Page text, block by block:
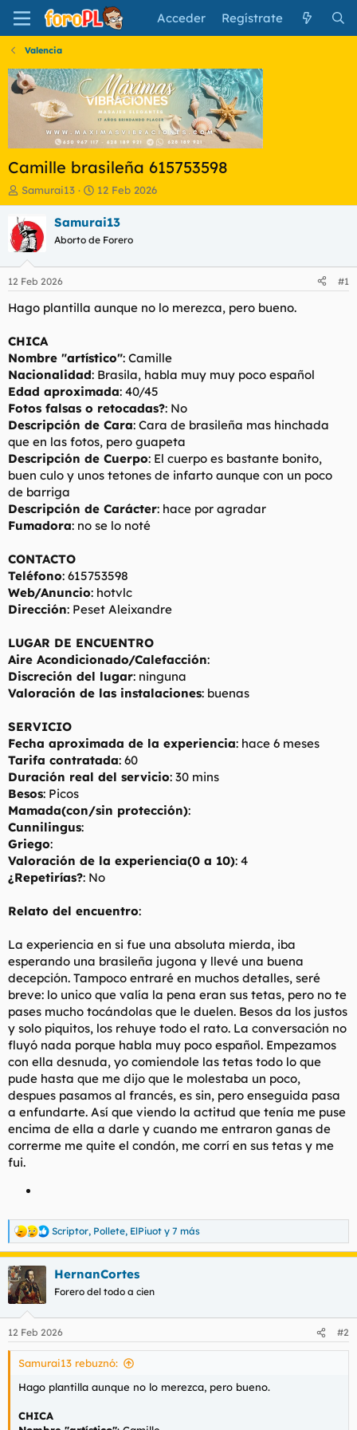
Acceder Regístrate
Valencia
Camille brasileña 615753598
I
n
i
c
i
a
d
o
r
d
l
t
e
m
a
Samurai13
F
e
c
a
i
n
o
12 Feb 2026
Samurai13
Aborto de Forero
12 Feb 2026 #1
Hago plantilla aunque no lo merezca, pero bueno.
CHICA
Nombre "artístico": Camille
Nacionalidad: Brasila, habla muy muy poco español
Edad aproximada: 40/45
Fotos falsas o retocadas?: No
Descripción de Cara: Cara de brasileña mas hinchada
que en las fotos, pero guapeta
Descripción de Cuerpo: El cuerpo es bastante bonito,
buen culo y unos tetones de infarto aunque con un poco
de barriga
Descripción de Carácter: hace por agradar
Fumadora: no se lo noté
CONTACTO
Teléfono: 615753598
Web/Anuncio: hotvlc
Dirección: Peset Aleixandre
LUGAR DE ENCUENTRO
Aire Acondicionado/Calefacción:
Discreción del lugar: ninguna
Valoración de las instalaciones: buenas
SERVICIO
Fecha aproximada de la experiencia: hace 6 meses
Tarifa contratada: 60
Duración real del servicio: 30 mins
Besos: Picos
Mamada(con/sin protección):
Cunnilingus:
Griego:
Valoración de la experiencia(0 a 10): 4
¿Repetirías?: No
Relato del encuentro:
La experiencia en si fue una absoluta mierda, iba
esperando una brasileña jugona y llevé una buena
decepción. Tampoco entraré en muchos detalles, seré
breve: lo unico que valía la pena eran sus tetas, pero no te
pases mucho tocándolas que le duelen. Besos da los justos
y solo piquitos, los rehuye todo el rato. La conversación no
fluyó nada porque habla muy poco español. Empezamos
con ella desnuda, yo comiendole las tetas todo lo que
pude hasta que me dijo que le molestaba un poco,
despues pasamos al francés, es sin, pero enseguida pasa
a enfundarte. Así que viendo la actitud que tenía me puse
encima de ella a darle y cuando me entraron ganas de
correrme me quite el condón, me corrí en sus tetas y me
fui.
R
e
a
c
c
i
e
s
Scriptor, Pollete, ElPiuot y 7 más
HernanCortes
Forero del todo a cien
12 Feb 2026 #2
Samurai13 rebuznó:
Hago plantilla aunque no lo merezca, pero bueno.
CHICA